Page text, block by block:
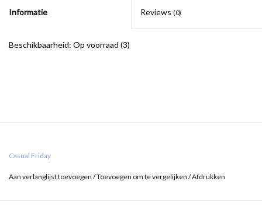
Informatie Reviews (0)
Beschikbaarheid: Op voorraad (3)
Casual Friday
Aan verlanglijst toevoegen /Toevoegen om te vergelijken /Afdrukken